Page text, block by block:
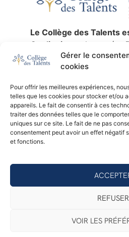
Gérer le
cookies
Pour offrir les meilleures expériences,
telles que les cookies pour stocker et/ou
appareils. Le fait de consentir à ces
traiter des données telles que le
uniques sur ce site. Le fait de ne pas
consentement peut avoir un effet négatif
et fonctions.
REFUSER
VOIR LES
Le Collège des Talents
Qualiopi sous le numéro
jusqu’au30 décembre
La certification qualité a
actions de formation,
acquis de l’expérience
apprentissage.
SIREN :753 676 329 —
92 —
© 2026 - Collège